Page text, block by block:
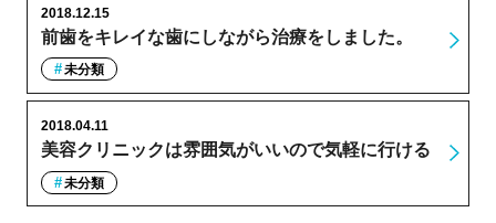
前歯をキレイな歯にしながら治療をしました。
2018.12.15
未分類
美容クリニックは雰囲気がいいので気軽に行ける
2018.04.11
未分類